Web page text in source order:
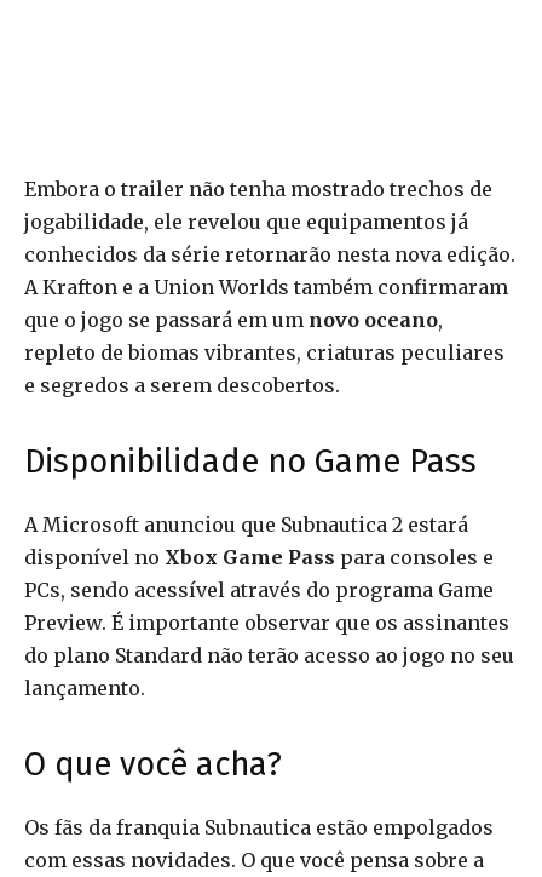
Embora o trailer não tenha mostrado trechos de
jogabilidade, ele revelou que equipamentos já
conhecidos da série retornarão nesta nova edição.
A Krafton e a Union Worlds também confirmaram
que o jogo se passará em um novo oceano,
repleto de biomas vibrantes, criaturas peculiares
e segredos a serem descobertos.
Disponibilidade no Game Pass
A Microsoft anunciou que Subnautica 2 estará
disponível no Xbox Game Pass para consoles e
PCs, sendo acessível através do programa Game
Preview. É importante observar que os assinantes
do plano Standard não terão acesso ao jogo no seu
lançamento.
O que você acha?
Os fãs da franquia Subnautica estão empolgados
com essas novidades. O que você pensa sobre a